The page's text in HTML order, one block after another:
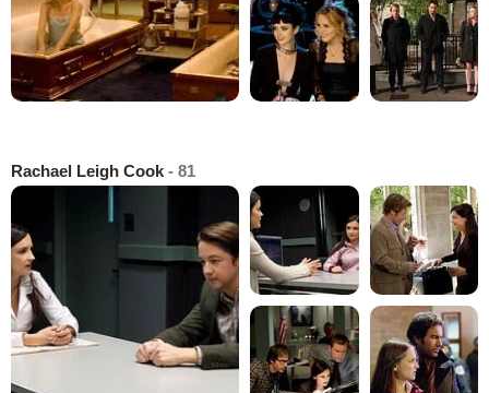
Rachael Leigh Cook - 81